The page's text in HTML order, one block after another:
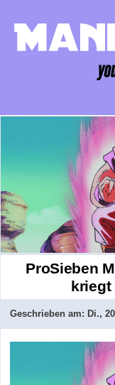
ProSieben
kriegt
Geschrieben am: Di.,